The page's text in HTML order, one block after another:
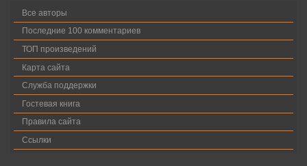
Все авторы
Последние 100 комментариев
ТОП произведений
Карта сайта
Служба поддержки
Гостевая книга
Правила сайта
Ссылки